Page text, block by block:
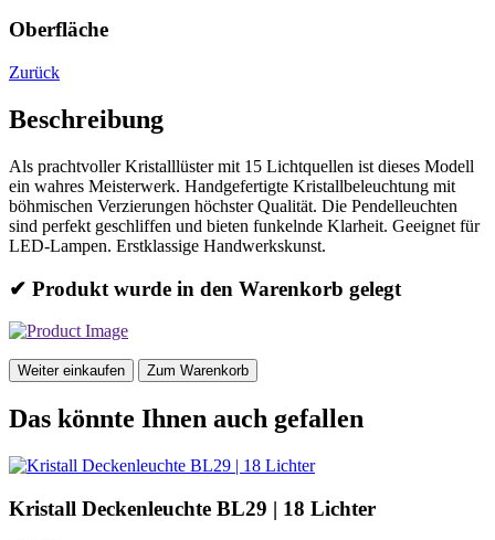
Oberfläche
Zurück
Beschreibung
Als prachtvoller Kristalllüster mit 15 Lichtquellen ist dieses Modell
ein wahres Meisterwerk. Handgefertigte Kristallbeleuchtung mit
böhmischen Verzierungen höchster Qualität. Die Pendelleuchten
sind perfekt geschliffen und bieten funkelnde Klarheit. Geeignet für
LED-Lampen. Erstklassige Handwerkskunst.
✔ Produkt wurde in den Warenkorb gelegt
Weiter einkaufen Zum Warenkorb
Das könnte Ihnen auch gefallen
Kristall Deckenleuchte BL29 | 18 Lichter